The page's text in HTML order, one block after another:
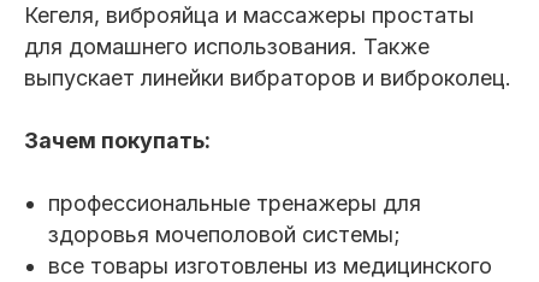
Кегеля, виброяйца и массажеры простаты
для домашнего использования. Также
выпускает линейки вибраторов и виброколец.
Зачем покупать:
профессиональные тренажеры для
здоровья мочеполовой системы;
все товары изготовлены из медицинского